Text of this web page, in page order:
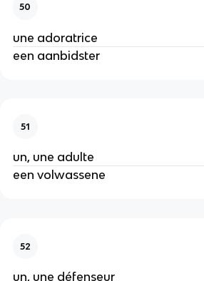
50
une adoratrice
een aanbidster
51
un, une adulte
een volwassene
52
un, une défenseur